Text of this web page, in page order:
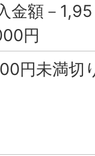
金額－1,95
円
円未満切